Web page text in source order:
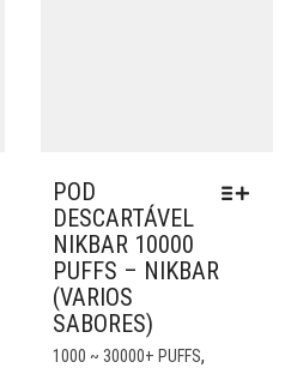
PRODUTO
POD
DESCARTÁVEL
NIKBAR 10000
PUFFS – NIKBAR
(VARIOS
SABORES)
1000 ~ 30000+ PUFFS,